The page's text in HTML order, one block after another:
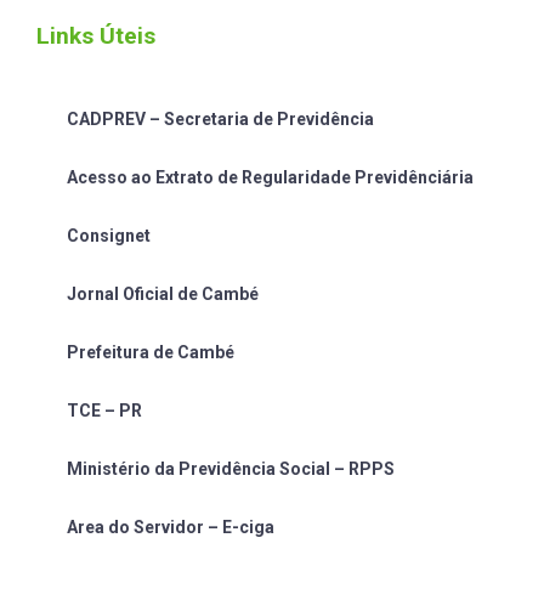
Links Úteis
CADPREV – Secretaria de Previdência
Acesso ao Extrato de Regularidade Previdênciária
Consignet
Jornal Oficial de Cambé
Prefeitura de Cambé
TCE – PR
Ministério da Previdência Social – RPPS
Area do Servidor – E-ciga